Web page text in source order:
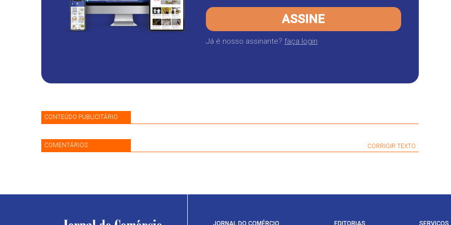
ASSINE
Já é nosso assinante? faça login
CONTEÚDO PUBLICITÁRIO
COMENTÁRIOS CORRIGIR TEXTO
JORNAL DO COMÉRCIO EDITORIAS SERVIÇOS